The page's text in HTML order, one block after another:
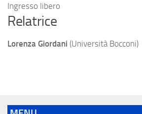
Ingresso libero
Relatrice
Lorenza Giordani (Università Bocconi)